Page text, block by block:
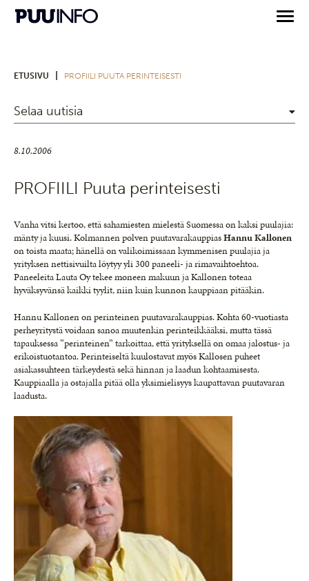
ETUSIVU PROFIILI PUUTA PERINTEISESTI
Selaa uutisia
8.10.2006
PROFIILI Puuta perinteisesti
Vanha vitsi kertoo, että sahamiesten mielestä Suomessa on kaksi puulajia:
mänty ja kuusi. Kolmannen polven puutavarakauppiasHannu Kallonen
on toista maata; hänellä on valikoimissaan kymmenisen puulajia ja
yrityksen nettisivuilta löytyy yli 300 paneeli- ja rimavaihtoehtoa.
Paneeleita Lauta Oy tekee moneen makuun ja Kallonen toteaa
hyväksyvänsä kaikki tyylit, niin kuin kunnon kauppiaan pitääkin.
Hannu Kallonen on perinteinen puutavarakauppias. Kohta 60-vuotiasta
perheyritystä voidaan sanoa muutenkin perinteikkääksi, mutta tässä
tapauksessa ”perinteinen” tarkoittaa, että yrityksellä on omaa jalostus- ja
erikoistuotantoa. Perinteiseltä kuulostavat myös Kallosen puheet
asiakassuhteen tärkeydestä sekä hinnan ja laadun kohtaamisesta.
Kauppiaalla ja ostajalla pitää olla yksimielisyys kaupattavan puutavaran
laadusta.